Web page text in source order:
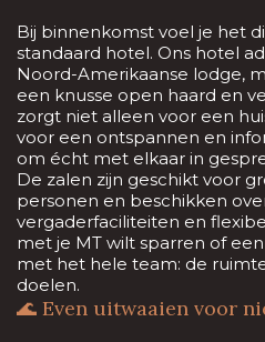
Bij binnenkomst voel je het
standaard hotel. Ons hotel
Noord-Amerikaanse lodge,
een knusse open haard en
zorgt niet alleen voor een
voor een ontspannen en
om écht met elkaar in
De zalen zijn geschikt voor
personen en beschikken
vergaderfaciliteiten en
met je MT wilt sparren of
met het hele team: de
doelen.
🌊 Even uitwaaien voor